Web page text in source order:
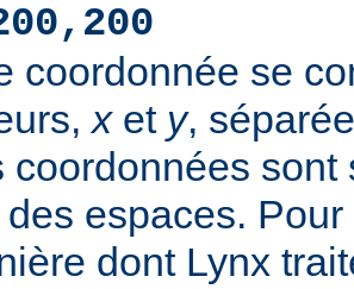
coordonnée se
xet y,
coordonnées
des espaces.
dont Lynx